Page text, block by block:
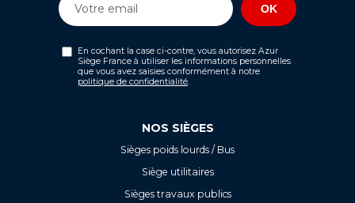
En cochant la case ci-contre, vous autorisez Azur
Siège France à utiliser les informations personnelles
que vous avez saisies conformément à notre
politique de confidentialité
NOS SIÈGES
Sièges poids lourds / Bus
Siège utilitaires
Sièges travaux publics